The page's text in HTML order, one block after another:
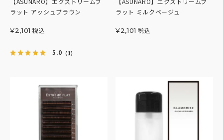
ラット アッシュブラウン
¥2,101 税込
5.0 （1）
ラット ミルクベージュ
¥2,101 税込